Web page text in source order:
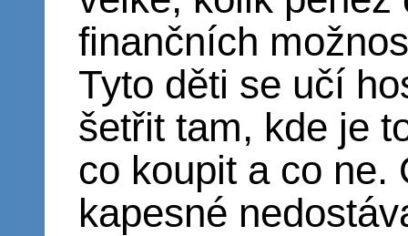
finančních
Tyto děti se učí
šetřit tam, kde je
co koupit a co ne.
kapesné